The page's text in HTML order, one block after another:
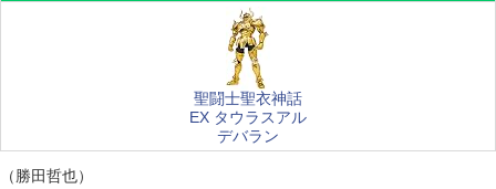
聖闘士聖衣神話
EX タウラスアル
デバラン
（勝田哲也）